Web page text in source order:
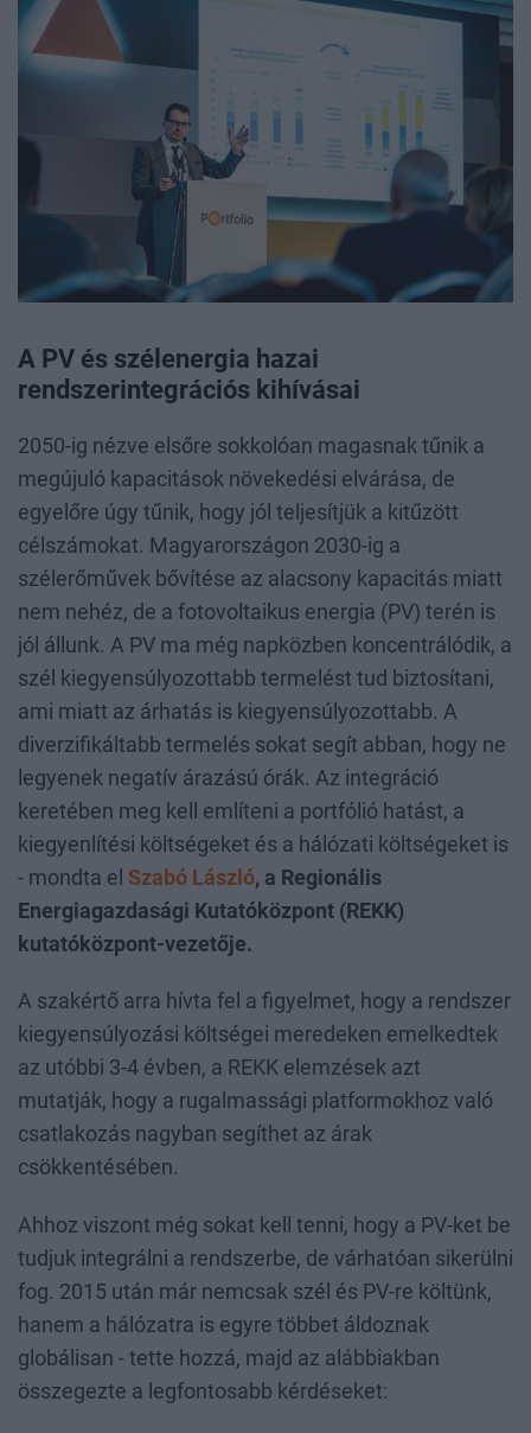
A PV és szélenergia hazai
rendszerintegrációs kihívásai
2050-ig nézve elsőre sokkolóan magasnak tűnik a
megújuló kapacitások növekedési elvárása, de
egyelőre úgy tűnik, hogy jól teljesítjük a kitűzött
célszámokat. Magyarországon 2030-ig a
szélerőművek bővítése az alacsony kapacitás miatt
nem nehéz, de a fotovoltaikus energia (PV) terén is
jól állunk. A PV ma még napközben koncentrálódik, a
szél kiegyensúlyozottabb termelést tud biztosítani,
ami miatt az árhatás is kiegyensúlyozottabb. A
diverzifikáltabb termelés sokat segít abban, hogy ne
legyenek negatív árazású órák. Az integráció
keretében meg kell említeni a portfólió hatást, a
kiegyenlítési költségeket és a hálózati költségeket is
- mondta el Szabó László, a Regionális
Energiagazdasági Kutatóközpont (REKK)
kutatóközpont-vezetője.
A szakértő arra hívta fel a figyelmet, hogy a rendszer
kiegyensúlyozási költségei meredeken emelkedtek
az utóbbi 3-4 évben, a REKK elemzések azt
mutatják, hogy a rugalmassági platformokhoz való
csatlakozás nagyban segíthet az árak
csökkentésében.
Ahhoz viszont még sokat kell tenni, hogy a PV-ket be
tudjuk integrálni a rendszerbe, de várhatóan sikerülni
fog. 2015 után már nemcsak szél és PV-re költünk,
hanem a hálózatra is egyre többet áldoznak
globálisan - tette hozzá, majd az alábbiakban
összegezte a legfontosabb kérdéseket: